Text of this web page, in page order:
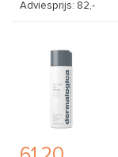
Adviesprijs: 82,-